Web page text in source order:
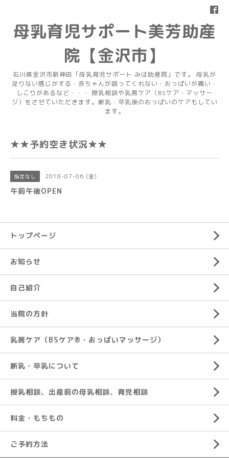
母乳育児サポート美芳助産
院【金沢市】
石川県金沢市新神田「母乳育児サポート みほ助産院」です。 母乳が
足りない感じがする・赤ちゃんが吸ってくれない・おっぱいが痛い・
しこりがあるなど・・・ 授乳相談や乳房ケア（BSケア・マッサー
ジ）をさせていただきます。断乳・卒乳後のおっぱいのケアもしてい
ます。
★★予約空き状況★★
指定なし 2018-07-06 (金)
午前午後OPEN
トップページ
お知らせ
自己紹介
当院の方針
乳房ケア（BSケア®︎・おっぱいマッサージ）
断乳・卒乳について
授乳相談、出産前の母乳相談、育児相談
料金・もちもの
ご予約方法